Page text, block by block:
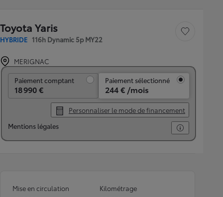
Toyota Yaris
HYBRIDE 116h Dynamic 5p MY22
Sauvegarder le
MERIGNAC
Paiement comptant
18 990 €
Paiement sélectionné
244 € /mois
Personnaliser le mode de financement
Mentions légales
Mise en circulation
Kilométrage